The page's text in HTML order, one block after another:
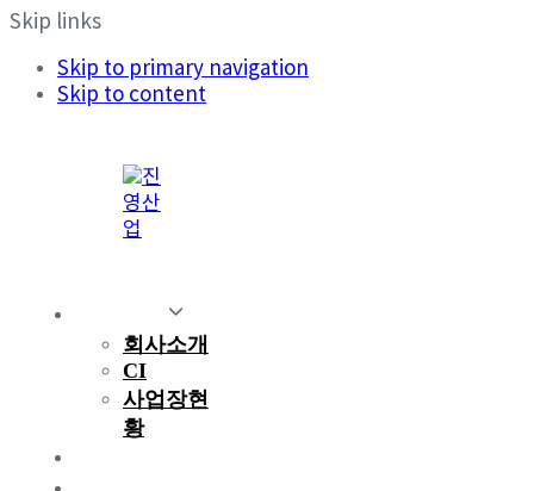
Skip links
Skip to primary navigation
Skip to content
회사소개
CI
사업장현
황